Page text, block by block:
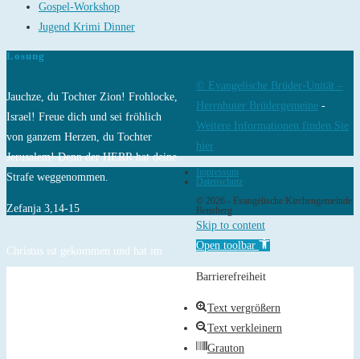
Gospel-Workshop
Jugend Krimi Dinner
Losung
Jauchze, du Tochter Zion! Frohlocke,
Israel! Freue dich und sei fröhlich
von ganzem Herzen, du Tochter
Jerusalem! Denn der HERR hat deine
Strafe weggenommen.
Zefanja 3,14-15
Christus ist gekommen und hat im
© Evangelische Brüder-Unität –
Herrnhuter Brüdergemeine -
Weitere Informationen finden Sie
hier
Impressum
Datenschutz
© 2026 - Evangelische Kirchengemeinde
Bensberg
Skip to content
Open toolbar
Barrierefreiheit
Text vergrößern
Text verkleinern
Grauton